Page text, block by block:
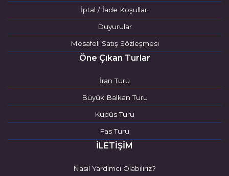
İptal / İade Koşulları
Duyurular
Mesafeli Satış Sözleşmesi
Öne Çıkan Turlar
İran Turu
Büyük Balkan Turu
Kudüs Turu
Fas Turu
İLETİŞİM
Nasıl Yardımcı Olabiliriz?